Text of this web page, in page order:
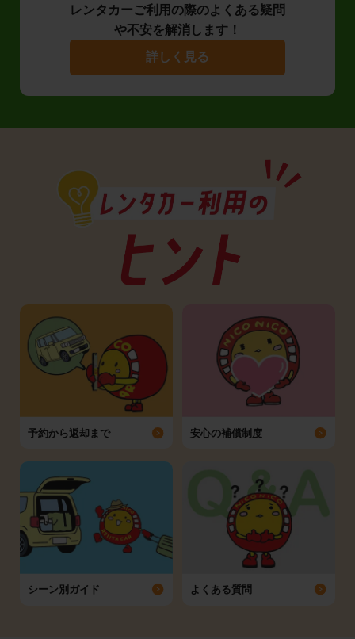
レンタカーご利用の際のよくある疑問
や不安を解消します！
詳しく見る
予約から返却まで 安心の補償制度
シーン別ガイド よくある質問